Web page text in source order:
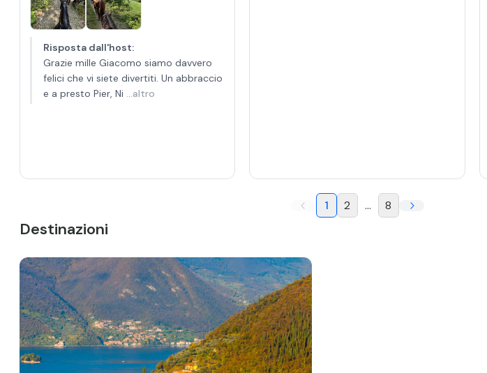
Risposta dall'host:
Grazie mille Giacomo siamo davvero
felici che vi siete divertiti. Un abbraccio
e a presto Pier, Ni ...altro
1 2 ... 8
Destinazioni